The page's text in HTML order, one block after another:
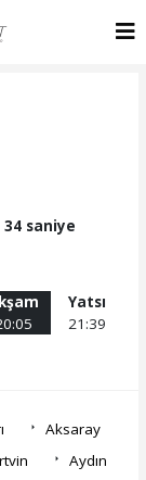
saniye
Yatsı
21:39
Aksaray
Aydın